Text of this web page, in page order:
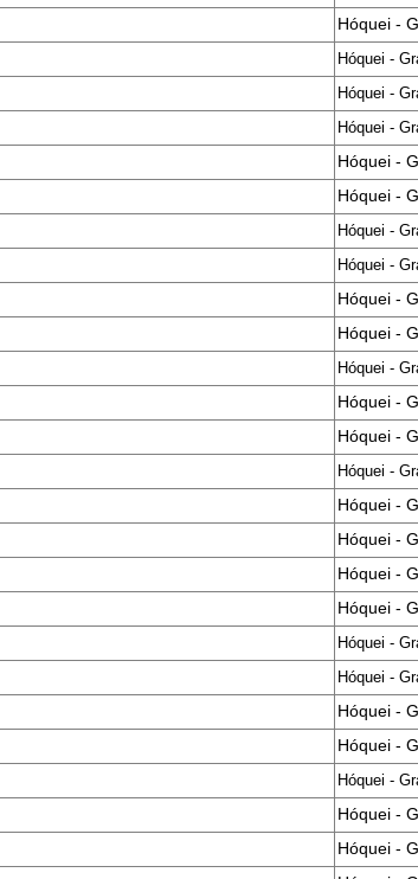
Hóquei -
Hóquei -
Hóquei -
Hóquei -
Hóquei -
Hóquei -
Hóquei -
Hóquei -
Hóquei -
Hóquei -
Hóquei -
Hóquei -
Hóquei -
Hóquei -
Hóquei -
Hóquei -
Hóquei -
Hóquei -
Hóquei -
Hóquei -
Hóquei -
Hóquei -
Hóquei -
Hóquei -
Hóquei -